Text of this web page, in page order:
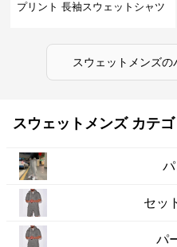
プリント 長袖スウェットシャツ
スウェットメンズの
スウェットメンズ カテ
セッ
パ